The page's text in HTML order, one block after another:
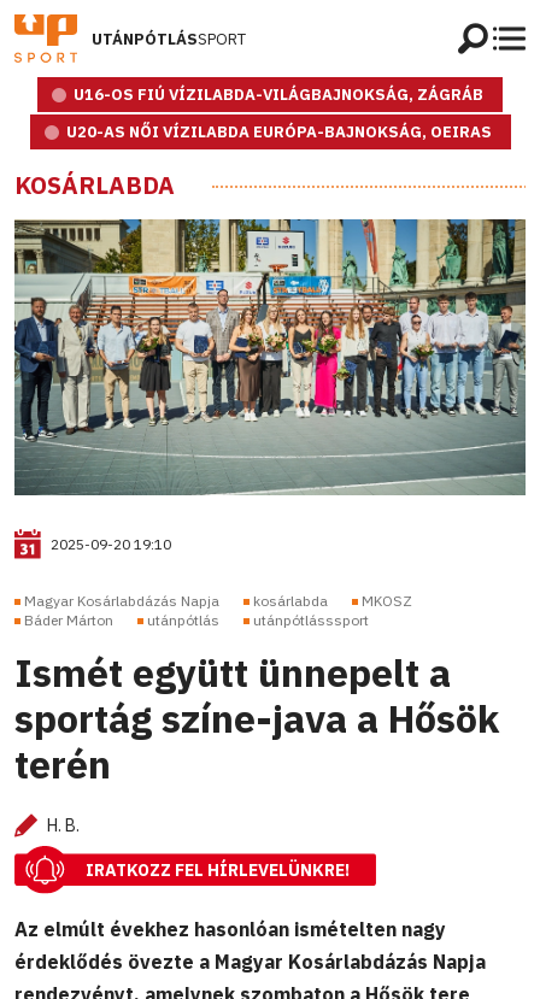
UTÁNPÓTLÁSSPORT
U16-OS FIÚ VÍZILABDA-VILÁGBAJNOKSÁG, ZÁGRÁB
U20-AS NŐI VÍZILABDA EURÓPA-BAJNOKSÁG, OEIRAS
KOSÁRLABDA
2025-09-20 19:10
Magyar Kosárlabdázás Napja kosárlabda
MKOSZ
Báder Márton
utánpótlás utánpótlásssport
Ismét együtt ünnepelt a
sportág színe-java a Hősök
terén
H. B.
IRATKOZZ FEL HÍRLEVELÜNKRE!
Az elmúlt évekhez hasonlóan ismételten nagy
érdeklődés övezte a Magyar Kosárlabdázás Napja
rendezvényt, amelynek szombaton a Hősök tere